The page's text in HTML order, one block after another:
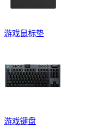
游戏鼠标垫
游戏键盘